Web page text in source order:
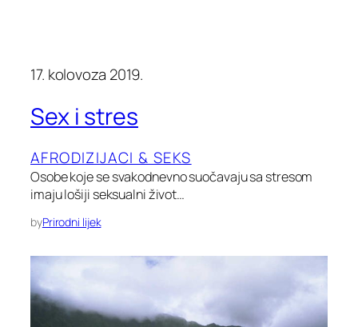
17. kolovoza 2019.
Sex i stres
AFRODIZIJACI & SEKS
Osobe koje se svakodnevno suočavaju sa stresom
imaju lošiji seksualni život…
byPrirodni lijek